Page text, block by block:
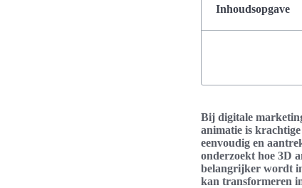
Inhoudsopgave
Bij digitale
animatie is
eenvoudig en
onderzoekt hoe 3D
belangrijker wordt
kan transformeren